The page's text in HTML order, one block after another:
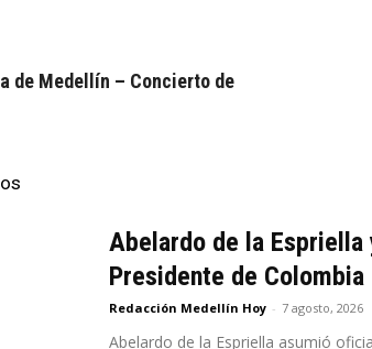
de Medellín – Concierto de
Abelardo de la
Presidente de Colombia
Redacción Medellín Hoy - 7 agosto, 2026
Abelardo de la Espriella asumió